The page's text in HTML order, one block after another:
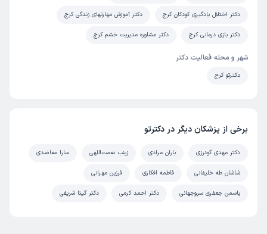
دکتر اختلال یادگیری کودکان کرج دکتر آموزش مهارتهای زندگی کرج
دکتر بازی درمانی کرج دکتر مشاوره مدیریت خشم کرج
شهر و محله فعالیت دکتر
دکترتو کرج
برخی از پزشکان دیگر در دکترتو
دکتر مهدی گودرزی باران مرادی زینب نعمت‌اللهی سارا معاضدی
شاشان طه خلیفانی فاطمه افکاری فرزین مهرانی
یاسمن جعفری سروجهانی دکتر احمد کرمی دکتر گیتا شریفی